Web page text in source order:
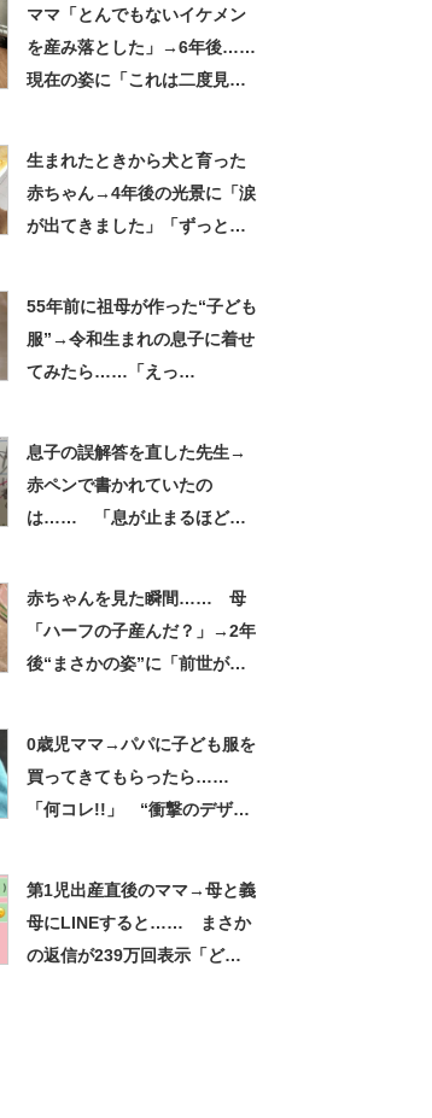
ママ「とんでもないイケメン
を産み落とした」→6年後……
現在の姿に「これは二度見す
生まれたときから犬と育った
赤ちゃん→4年後の光景に「涙
が出てきました」「ずっと見
55年前に祖母が作った“子ども
服”→令和生まれの息子に着せ
てみたら……「えっ
息子の誤解答を直した先生→
赤ペンで書かれていたの
は…… 「息が止まるほど笑
赤ちゃんを見た瞬間…… 母
「ハーフの子産んだ？」→2年
後“まさかの姿”に「前世が西
0歳児ママ→パパに子ども服を
買ってきてもらったら……
「何コレ!!」 “衝撃のデザイ
第1児出産直後のママ→母と義
母にLINEすると…… まさか
の返信が239万回表示「どん